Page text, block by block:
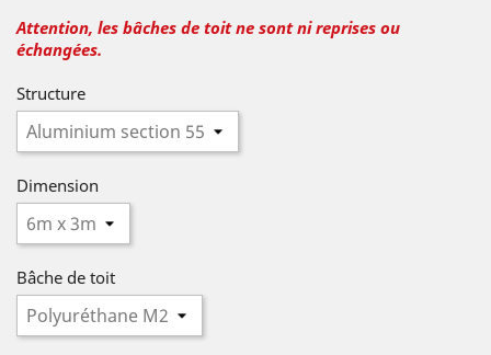
Attention, les bâches de toit ne sont ni reprises ou
échangées.
Structure
Dimension
Bâche de toit